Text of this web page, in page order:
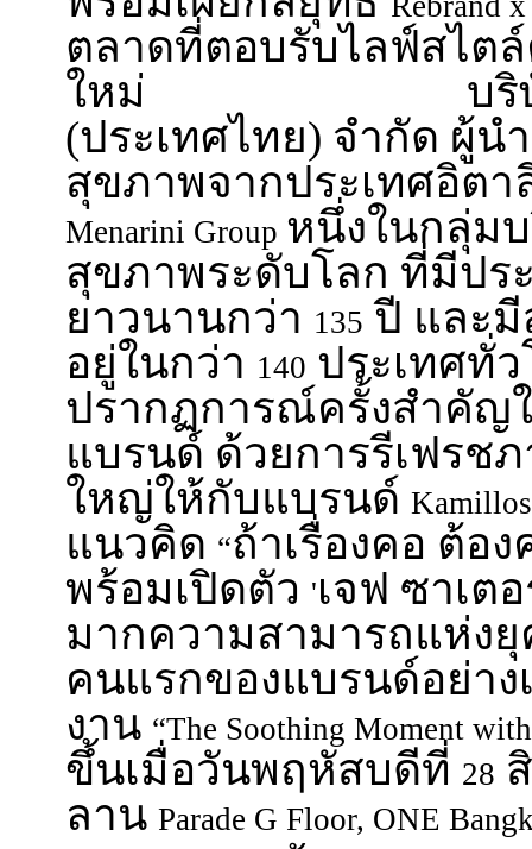
ตลาดที่ตอบรับไลฟ์สไต
ใหม่ บริษัท เอ
(ประเทศไทย) จำกัด ผู้
สุขภาพจากประเทศอิตา
Menarini Group หนึ่งในกลุ่ม
สุขภาพระดับโลก ที่มีปร
ยาวนานกว่า 135 ปี และมี
อยู่ในกว่า 140 ประเทศทั่
ปรากฏการณ์ครั้งสำคัญ
แบรนด์ ด้วยการรีเฟรช
ใหญ่ให้กับแบรนด์
แนวคิด “ถ้าเรื่องคอ ต้อ
พร้อมเปิดตัว 'เจฟ ซาเต
มากความสามารถแห่งยุ
คนแรกของแบรนด์อย่าง
งาน “The Soothing Moment
ขึ้นเมื่อวันพฤหัสบดีที่ 28
ลาน Parade G Floor, ONE